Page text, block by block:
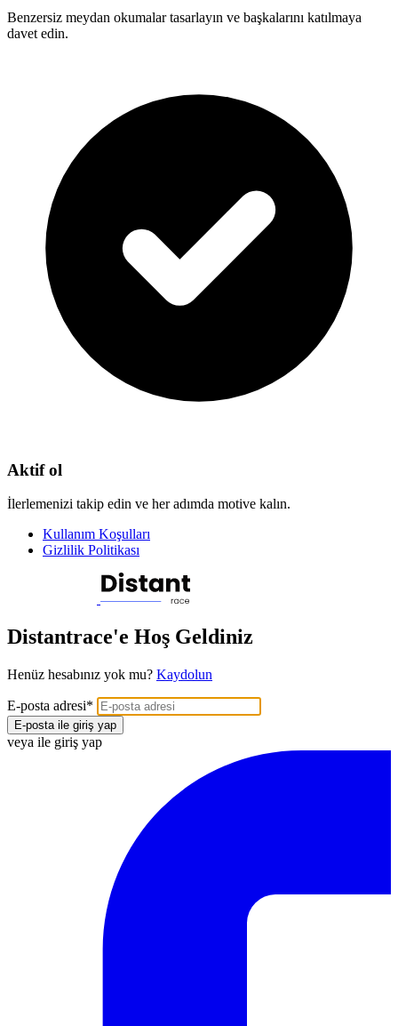
Benzersiz meydan okumalar tasarlayın ve başkalarını katılmaya
davet edin.
Aktif ol
İlerlemenizi takip edin ve her adımda motive kalın.
Kullanım Koşulları
Gizlilik Politikası
Distantrace'e Hoş Geldiniz
Henüz hesabınız yok mu? Kaydolun
E-posta adresi*
E-posta ile giriş yap
veya ile giriş yap